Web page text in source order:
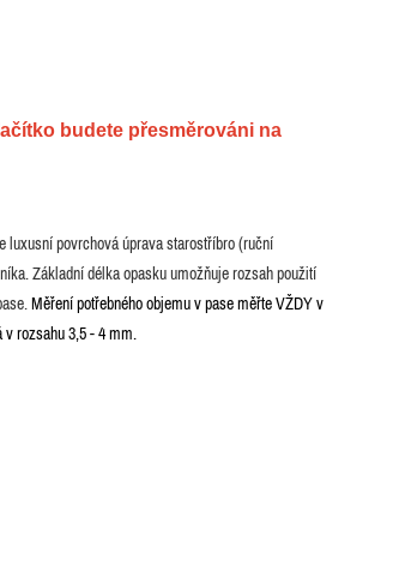
budete přesměrováni na
luxusní povrchová úprava starostříbro (ruční
Základní délka opasku umožňuje rozsah použití
Měření potřebného objemu v pase měřte VŽDY v
rozsahu 3,5 - 4 mm.